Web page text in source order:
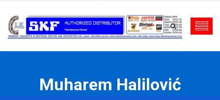
Muharem Halilović